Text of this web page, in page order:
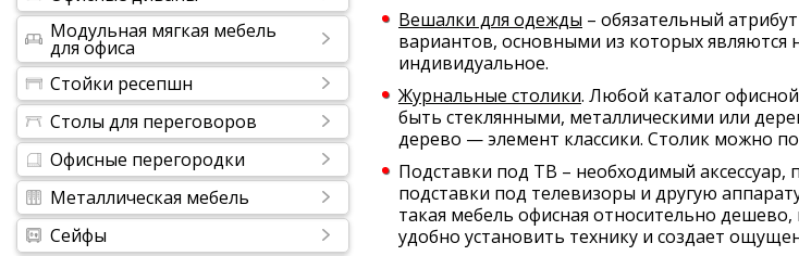
Модульная мягкая мебель
для офиса
Стойки ресепшн
Столы для переговоров
Офисные перегородки
Металлическая мебель
Сейфы
Вешалки для одежды – обязательный
вариантов, основными из которых
индивидуальное.
Журнальные столики. Любой каталог
быть стеклянными, металлическими или
дерево — элемент классики. Столик можно
Подставки под ТВ – необходимый
подставки под телевизоры и другую
такая мебель офисная относительно
удобно установить технику и создает